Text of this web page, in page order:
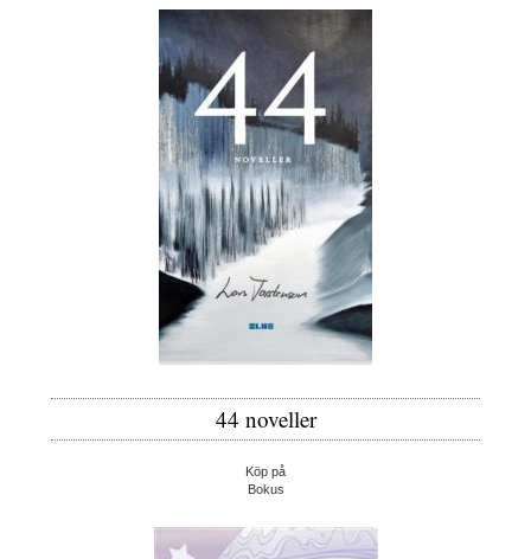
44 noveller
Köp på
Bokus